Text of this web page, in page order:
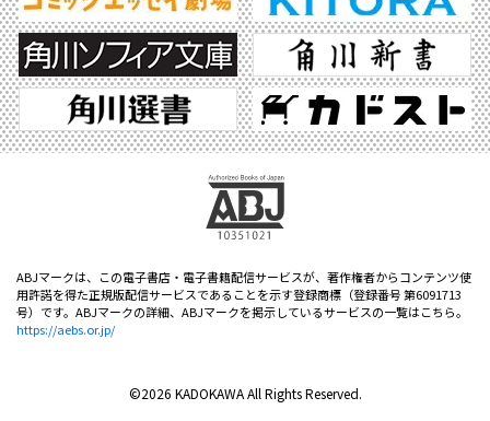
ABJマークは、この電子書店・電子書籍配信サービスが、著作権者からコンテンツ使
用許諾を得た正規版配信サービスであることを示す登録商標（登録番号 第6091713
号）です。ABJマークの詳細、ABJマークを掲示しているサービスの一覧はこちら。
https://aebs.or.jp/
©2026 KADOKAWA All Rights Reserved.